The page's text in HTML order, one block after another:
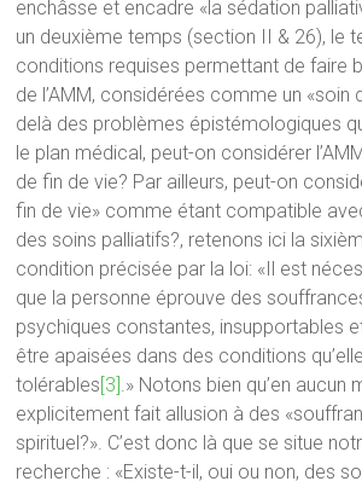
enchâsse et encadre «la sédation
un deuxième temps (section II & 26), le
conditions requises permettant de faire
de l’AMM, considérées comme un «soin
delà des problèmes épistémologiques
le plan médical, peut-on considérer
de fin de vie? Par ailleurs, peut-on
fin de vie» comme étant compatible
des soins palliatifs?, retenons ici la
condition précisée par la loi: «Il est
que la personne éprouve des
psychiques constantes, insupportables
être apaisées dans des conditions
tolérables[3].» Notons bien qu’en aucun
explicitement fait allusion à des
spirituel?». C’est donc là que se situe
recherche : «Existe-t-il, oui ou non, des